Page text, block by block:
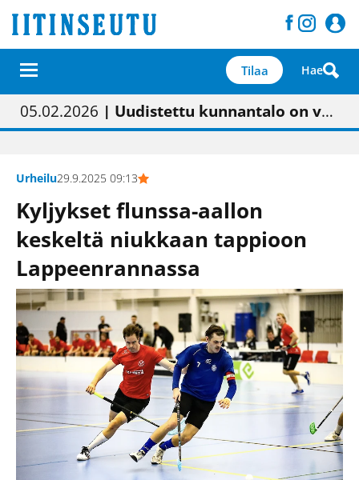
Tilaa Hae
01.02.2026 | Painon vaihtumisen pitäisi näkyä hieman parempana painojäljen laatuna lehdessä
05.02.2026 | Uudistettu kunnantalo on valoisa
23.04.2026 | “Olemme käynnistämässä uudelleen keskustavisiotyön”
09.05.2026| "Maalla on totuttu elämään omavaraisemmin kuin kaupungissa"
Urheilu29.9.2025 09:13
Kyljykset flunssa-aallon
keskeltä niukkaan tappioon
Lappeenrannassa